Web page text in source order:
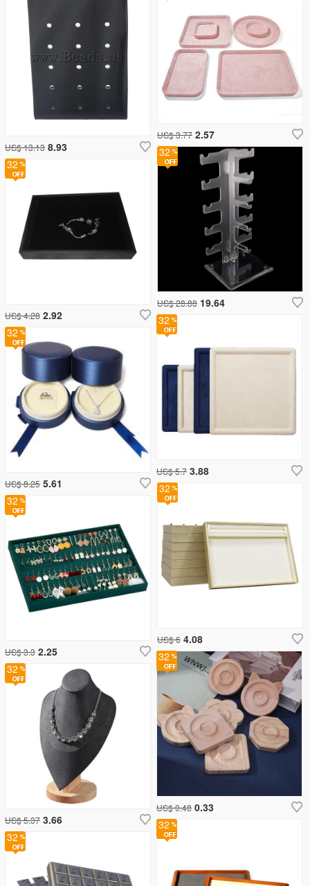
US$ 13.13 8.93 32
US$ 28.88 19.64
32
US$ 8.25 5.61
US$ 3.77 2.57
32
US$ 5.7 3.88
32
US$ 4.28 2.92
32
US$ 6 4.08
32
32
US$ 3.3 2.25
32
US$ 5.37 3.66 32
32
US$ 0.48 0.33